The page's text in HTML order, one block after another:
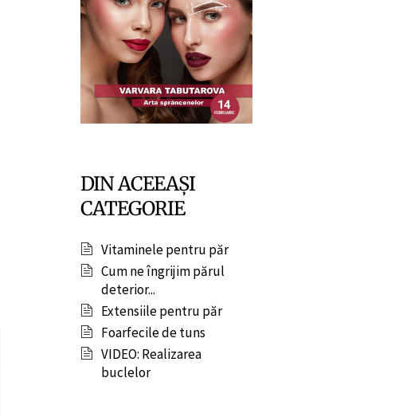
DIN ACEEAȘI
CATEGORIE
Vitaminele pentru păr
Cum ne îngrijim părul
deterior...
Extensiile pentru păr
Foarfecile de tuns
VIDEO: Realizarea
buclelor